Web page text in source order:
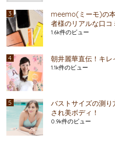
meemo(ミーモ)の
者様のリアルな口コ
1.6k件のビュー
朝井麗華直伝！キレ
1.1k件のビュー
バストサイズの測
され美ボディ！
0.9k件のビュー